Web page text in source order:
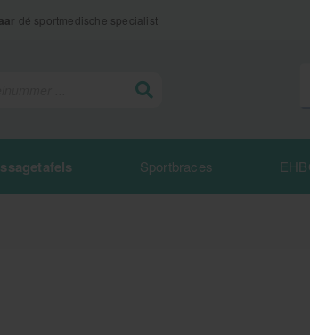
dé sportmedische specialist
Sportbraces